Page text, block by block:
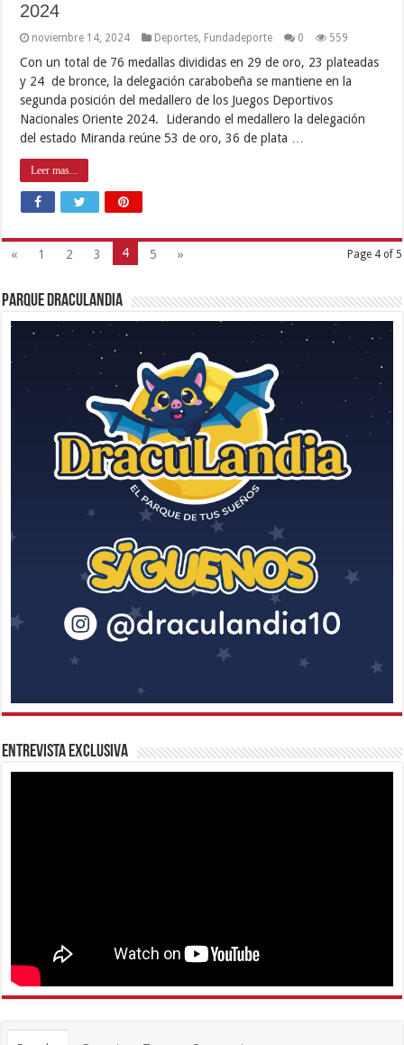
2024
noviembre 14, 2024 Deportes, Fundadeporte 0 559
Con un total de 76 medallas divididas en 29 de oro, 23 plateadas
y 24 de bronce, la delegación carabobeña se mantiene en la
segunda posición del medallero de los Juegos Deportivos
Nacionales Oriente 2024. Liderando el medallero la delegación
del estado Miranda reúne 53 de oro, 36 de plata …
Leer mas...
Page 4 of 5
« 1 2 3 4 5 »
Parque Draculandia
Entrevista Exclusiva